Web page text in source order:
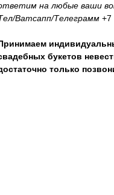
на любые ваши
Ватсапп/Телеграмм +7
букетов
только